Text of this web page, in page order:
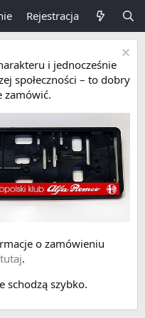
Rejestracja
i jednocześnie
społeczności – to dobry
zamówić.
o zamówieniu
tutaj.
schodzą szybko.